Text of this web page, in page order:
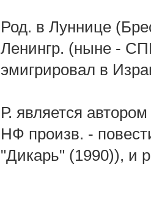
Род. в Луннице
Ленингр. (ныне -
эмигрировал в
Р. является
НФ произв. -
"Дикарь" (1990)), и